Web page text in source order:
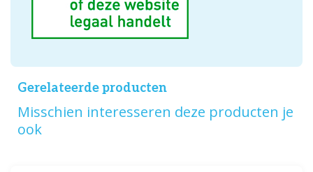
Gerelateerde producten
Misschien interesseren deze producten je
ook